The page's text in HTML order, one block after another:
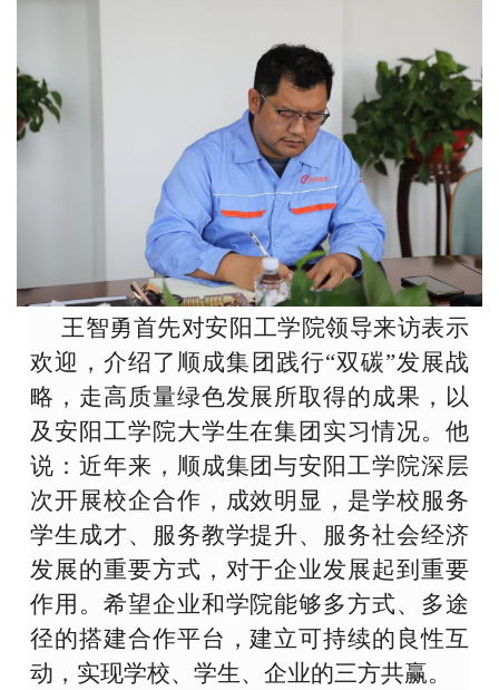
王智勇首先对安阳工学院领导来访表示
欢迎，介绍了顺成集团践行“双碳”发展战
略，走高质量绿色发展所取得的成果，以
及安阳工学院大学生在集团实习情况。他
说：近年来，顺成集团与安阳工学院深层
次开展校企合作，成效明显，是学校服务
学生成才、服务教学提升、服务社会经济
发展的重要方式，对于企业发展起到重要
作用。希望企业和学院能够多方式、多途
径的搭建合作平台，建立可持续的良性互
动，实现学校、学生、企业的三方共赢。